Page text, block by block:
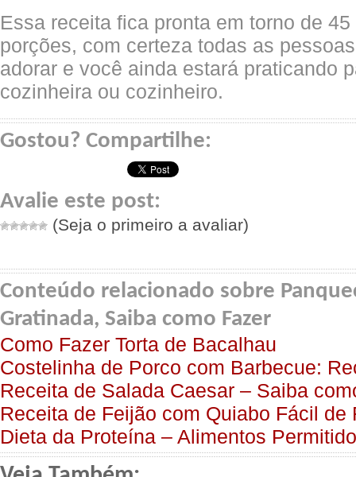
Essa receita fica pronta em torno de
porções, com certeza todas as
adorar e você ainda estará praticando
cozinheira ou cozinheiro.
Gostou? Compartilhe:
Avalie este post:
(Seja o primeiro a avaliar)
Conteúdo relacionado sobre
Gratinada, Saiba como Fazer
Como Fazer Torta de Bacalhau
Costelinha de Porco com Barbecue:
Receita de Salada Caesar – Saiba
Receita de Feijão com Quiabo Fácil de
Dieta da Proteína – Alimentos